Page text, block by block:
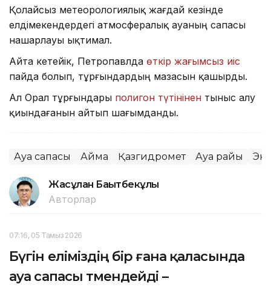
Қолайсыз метеорологиялық жағдай кезінде
елдімекендердегі атмосфералық ауаның сапасы
нашарлауы ықтимал.
Айта кетейік, Петропавлда өткір жағымсыз иіс
пайда болып, тұрғындардың мазасын қашырды.
Ал Орал тұрғындары полигон түтінінен тыныс алу
қиындағанын айтып шағымданды.
Ауа сапасы Аймақ Қазгидромет Ауа райы
Жасұлан Бақытбекұлы
Авторлар
07:16, 05 Тамыз 2026
Бүгін еліміздің бір ғана қаласында
ауа сапасы төмендейді –